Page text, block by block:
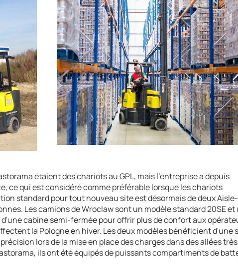
étaient des chariots au GPL, mais l'entreprise a depuis
ce qui est considéré comme préférable lorsque les chariots
standard pour tout nouveau site est désormais de deux Aisle-
Les camions de Wroclaw sont un modèle standard 20SE et
cabine semi-fermée pour offrir plus de confort aux
la Pologne en hiver. Les deux modèles bénéficient d'une
lors de la mise en place des charges dans des allées très
ils ont été équipés de puissants compartiments de